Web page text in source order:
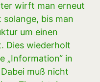
wirft man erneut
bis man
um einen
Dies wiederholt
„Information“ in
muß nicht